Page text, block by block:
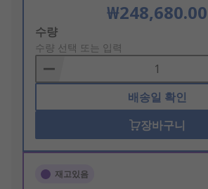
₩248,680.00
Add
to
Basket
수량
수량 선택 또는 입력
배송일 확인
장바구니
재고있음